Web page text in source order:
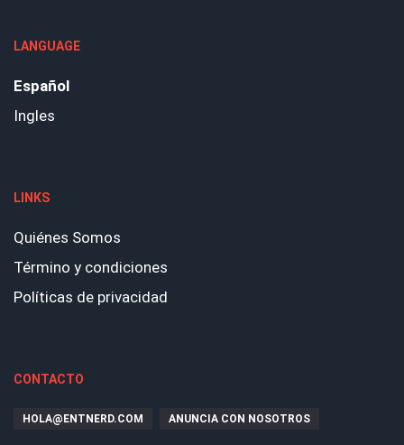
LANGUAGE
Español
Ingles
LINKS
Quiénes Somos
Término y condiciones
Políticas de privacidad
CONTACTO
HOLA@ENTNERD.COM ANUNCIA CON NOSOTROS